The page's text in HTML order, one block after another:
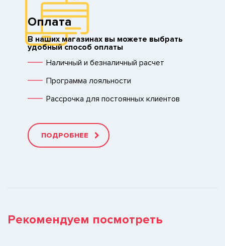
Оплата
В наших магазинах вы можете выбрать
удобный способ оплаты
Наличный и безналичный расчет
Программа лояльности
Рассрочка для постоянных клиентов
ПОДРОБНЕЕ
Рекомендуем посмотреть